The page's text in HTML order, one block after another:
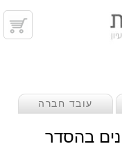
עובד חברה
בהסדר